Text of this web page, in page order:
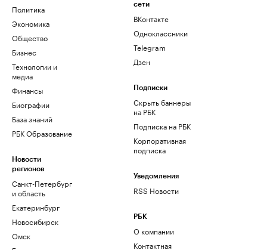
Политика
Экономика
Общество
Бизнес
Технологии и
медиа
Финансы
Биографии
База знаний
РБК Образование
Новости
регионов
Санкт-Петербург
и область
Екатеринбург
Новосибирск
Омск
сети
ВКонтакте
Одноклассники
Telegram
Дзен
Подписки
Скрыть баннеры
на РБК
Подписка на РБК
Корпоративная
подписка
Уведомления
RSS Новости
РБК
О компании
Контактная